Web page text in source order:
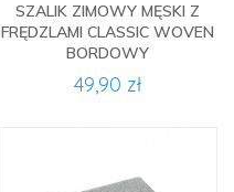
SZALIK ZIMOWY MĘSKI Z
FRĘDZLAMI CLASSIC WOVEN
BORDOWY
49,90 zł